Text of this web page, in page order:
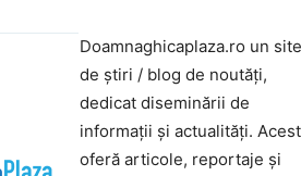
Doamnaghicaplaza.ro un site
de știri / blog de noutăți,
dedicat diseminării de
informații și actualități.
oferă articole, reportaje și